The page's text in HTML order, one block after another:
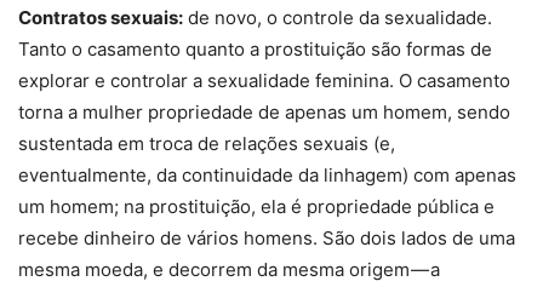
Contratos sexuais: de novo, o controle da sexualidade.
Tanto o casamento quanto a prostituição são formas de
explorar e controlar a sexualidade feminina. O casamento
torna a mulher propriedade de apenas um homem, sendo
sustentada em troca de relações sexuais (e,
eventualmente, da continuidade da linhagem) com apenas
um homem; na prostituição, ela é propriedade pública e
recebe dinheiro de vários homens. São dois lados de uma
mesma moeda, e decorrem da mesma origem — a